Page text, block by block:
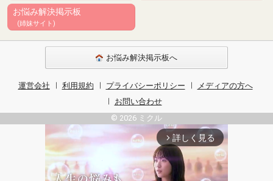
お悩み解決掲示板
(姉妹サイト)
お悩み解決掲示板へ
運営会社 利用規約 プライバシーポリシー
メディアの方へ
お問い合わせ
© 2026 ミクル
arrow_forward_ios 詳しく見る